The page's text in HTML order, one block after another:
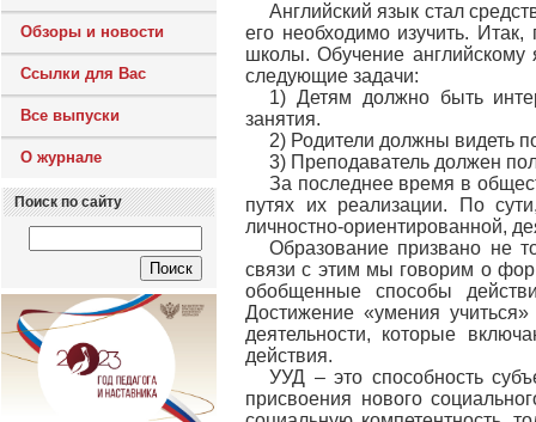
Обзоры и новости
Ссылки для Вас
Все выпуски
О журнале
Поиск по сайту
Английский язык стал
его необходимо изучить.
школы. Обучение
следующие задачи:
1) Детям должно быть
занятия.
2) Родители должны видеть
3) Преподаватель должен
За последнее время в
путях их реализации. По
личностно-ориентированной,
Образование призвано не
связи с этим мы говорим о
обобщенные способы
Достижение «умения
деятельности, которые
действия.
УУД – это способность
присвоения нового